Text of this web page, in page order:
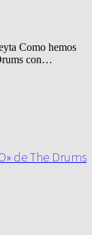
Como hemos
con…
de The Drums